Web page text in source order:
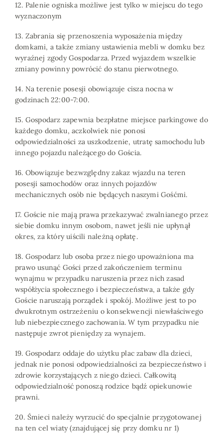
12. Palenie ogniska możliwe jest tylko w miejscu do tego
wyznaczonym
13. Zabrania się przenoszenia wyposażenia między
domkami, a także zmiany ustawienia mebli w domku bez
wyraźnej zgody Gospodarza. Przed wyjazdem wszelkie
zmiany powinny powrócić do stanu pierwotnego.
14. Na terenie posesji obowiązuje cisza nocna w
godzinach 22:00-7:00.
15. Gospodarz zapewnia bezpłatne miejsce parkingowe do
każdego domku, aczkolwiek nie ponosi
odpowiedzialności za uszkodzenie, utratę samochodu lub
innego pojazdu należącego do Gościa.
16. Obowiązuje bezwzględny zakaz wjazdu na teren
posesji samochodów oraz innych pojazdów
mechanicznych osób nie będących naszymi Gośćmi.
17. Goście nie mają prawa przekazywać zwalnianego przez
siebie domku innym osobom, nawet jeśli nie upłynął
okres, za który uiścili należną opłatę.
18. Gospodarz lub osoba przez niego upoważniona ma
prawo usunąć Gości przed zakończeniem terminu
wynajmu w przypadku naruszenia przez nich zasad
współżycia społecznego i bezpieczeństwa, a także gdy
Goście naruszają porządek i spokój. Możliwe jest to po
dwukrotnym ostrzeżeniu o konsekwencji niewłaściwego
lub niebezpiecznego zachowania. W tym przypadku nie
następuje zwrot pieniędzy za wynajem.
19. Gospodarz oddaje do użytku plac zabaw dla dzieci,
jednak nie ponosi odpowiedzialności za bezpieczeństwo i
zdrowie korzystających z niego dzieci. Całkowitą
odpowiedzialność ponoszą rodzice bądź opiekunowie
prawni.
20. Śmieci należy wyrzucić do specjalnie przygotowanej
na ten cel wiaty (znajdującej się przy domku nr 1)